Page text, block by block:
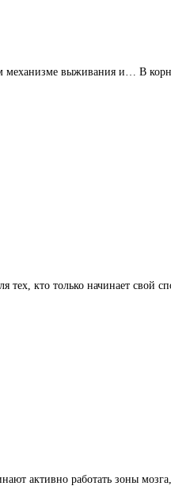
выживания и… В
кто только начинает
активно работать зоны